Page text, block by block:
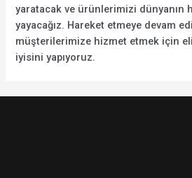
yaratacak ve ürünlerimizi dünyanın
yayacağız. Hareket etmeye devam
müşterilerimize hizmet etmek için
iyisini yapıyoruz.